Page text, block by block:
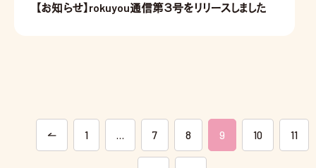
【お知らせ】rokuyou通信第３号をリリースしました
1 … 7 8 9 10 11